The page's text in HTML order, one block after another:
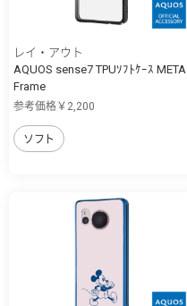
レイ・アウト
AQUOS sense7 TPUｿﾌﾄｹｰｽ META
Frame
参考価格￥2,200
ソフト